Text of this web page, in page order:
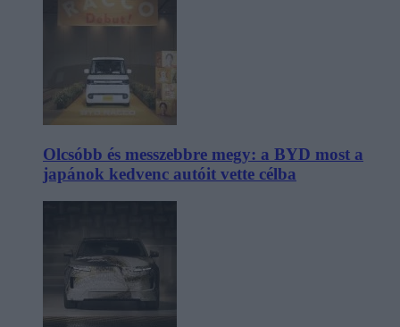
Olcsóbb és messzebbre megy: a BYD most a
japánok kedvenc autóit vette célba